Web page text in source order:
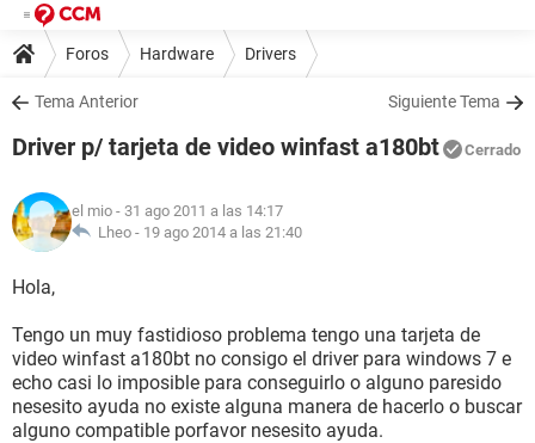
Foros Hardware Drivers
Tema Anterior Siguiente Tema
Driver p/ tarjeta de video winfast a180bt Cerrado
el mio - 31 ago 2011 a las 14:17
Lheo - 19 ago 2014 a las 21:40
Hola,
Tengo un muy fastidioso problema tengo una tarjeta de
video winfast a180bt no consigo el driver para windows 7 e
echo casi lo imposible para conseguirlo o alguno paresido
nesesito ayuda no existe alguna manera de hacerlo o buscar
alguno compatible porfavor nesesito ayuda.